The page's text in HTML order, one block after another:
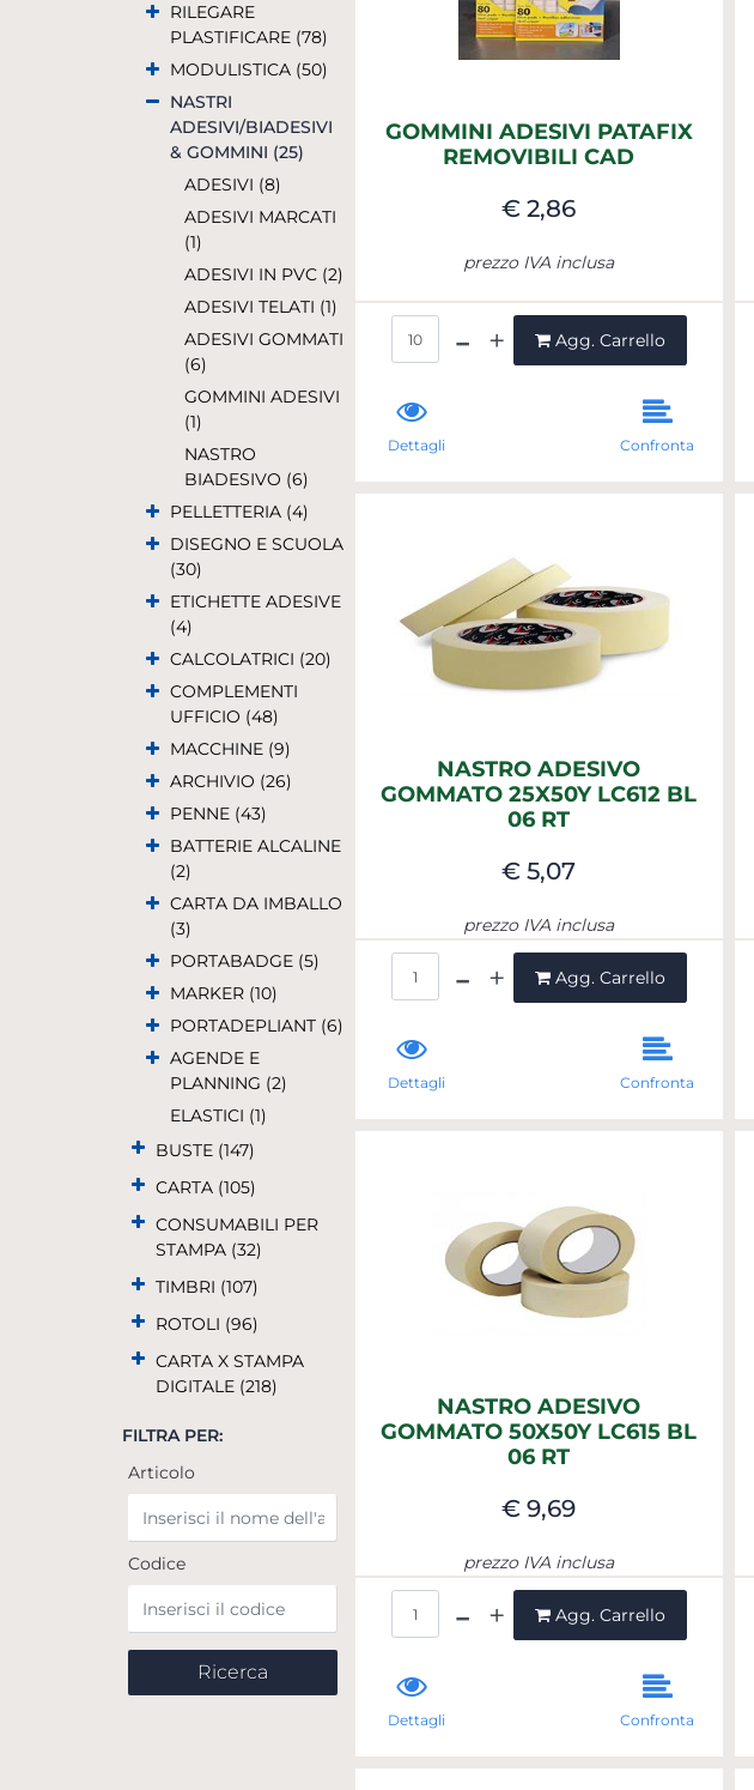
RILEGARE
PLASTIFICARE (78)
MODULISTICA (50)
NASTRI
ADESIVI/BIADESIVI
& GOMMINI (25)
ADESIVI (8)
ADESIVI MARCATI
(1)
ADESIVI IN PVC (2)
ADESIVI TELATI (1)
ADESIVI GOMMATI
(6)
GOMMINI ADESIVI
(1)
NASTRO
BIADESIVO (6)
PELLETTERIA (4)
DISEGNO E SCUOLA
(30)
ETICHETTE ADESIVE
(4)
CALCOLATRICI (20)
COMPLEMENTI
UFFICIO (48)
MACCHINE (9)
ARCHIVIO (26)
PENNE (43)
BATTERIE ALCALINE
(2)
CARTA DA IMBALLO
(3)
PORTABADGE (5)
MARKER (10)
PORTADEPLIANT (6)
AGENDE E
PLANNING (2)
ELASTICI (1)
BUSTE (147)
CARTA (105)
CONSUMABILI PER
STAMPA (32)
TIMBRI (107)
ROTOLI (96)
CARTA X STAMPA
DIGITALE (218)
FILTRA PER:
Articolo
Codice
GOMMINI ADESIVI PATAFIX
REMOVIBILI CAD
€ 2,86
prezzo IVA inclusa
Agg. Carrello
Dettagli Confronta
NASTRO ADESIVO
GOMMATO 25X50Y LC612 BL
06 RT
€ 5,07
prezzo IVA inclusa
Agg. Carrello
Dettagli Confronta
NASTRO ADESIVO
GOMMATO 50X50Y LC615 BL
06 RT
€ 9,69
prezzo IVA inclusa
Agg. Carrello
Dettagli Confronta